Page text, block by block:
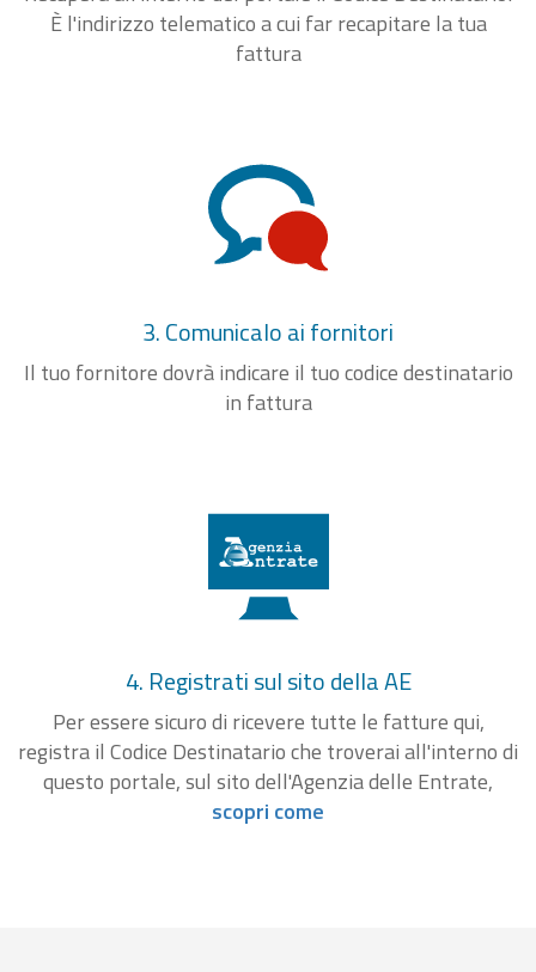
È l'indirizzo telematico a cui far recapitare la tua
fattura
3. Comunicalo ai fornitori
Il tuo fornitore dovrà indicare il tuo codice destinatario
in fattura
4. Registrati sul sito della AE
Per essere sicuro di ricevere tutte le fatture qui,
registra il Codice Destinatario che troverai all'interno di
questo portale, sul sito dell'Agenzia delle Entrate,
scopri come